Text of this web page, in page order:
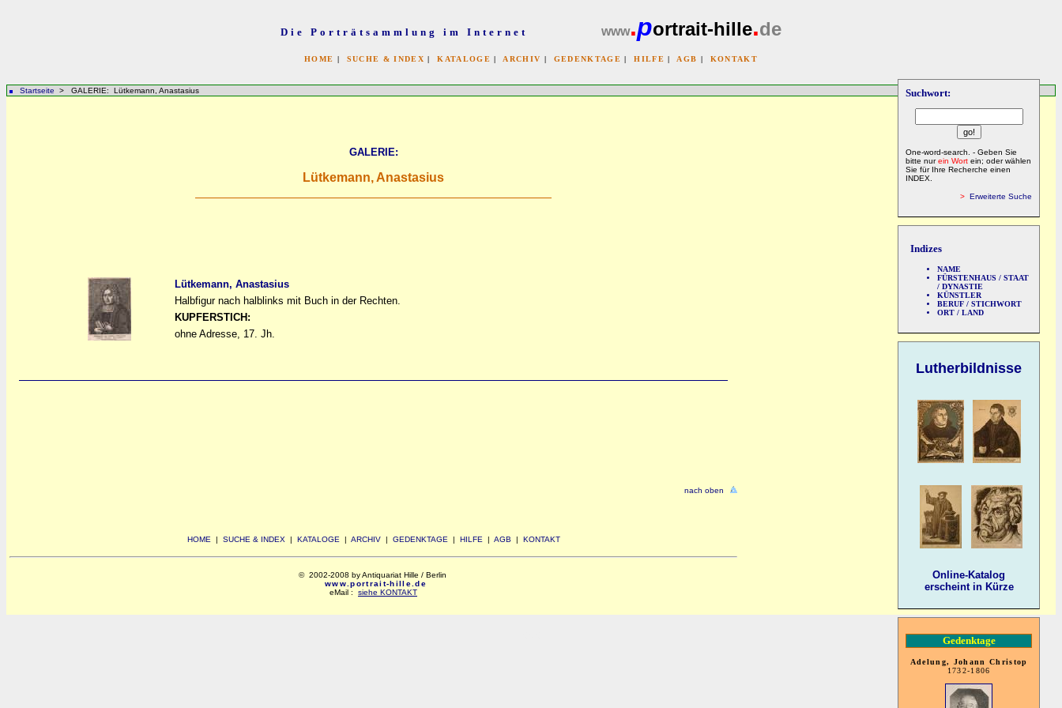
Die Porträtsammlung im Internet www.portrait-hille.de
HOME | SUCHE & INDEX |KATALOGE | ARCHIV | GEDENKTAGE |HILFE | AGB | KONTAKT
Suchwort:
One-word-search. - Geben Sie
bitte nurein Wort ein; oder wählen
Sie für Ihre Recherche einen
INDEX.
> Erweiterte Suche
Indizes
NAME
FÜRSTENHAUS / STAAT
/ DYNASTIE
KÜNSTLER
BERUF / STICHWORT
ORT / LAND
Lutherbildnisse
Online-Katalog
erscheint in Kürze
Gedenktage
Adelung, Johann Christop
1732-1806
Startseite > GALERIE: Lütkemann, Anastasius
GALERIE:
Lütkemann, Anastasius
Lütkemann, Anastasius
Halbfigur nach halblinks mit Buch in der Rechten.
KUPFERSTICH:
ohne Adresse, 17. Jh.
nach oben
HOME | SUCHE & INDEX | KATALOGE | ARCHIV| GEDENKTAGE | HILFE | AGB | KONTAKT
© 2002-2008 by Antiquariat Hille / Berlin
www.portrait-hille.de
eMail : siehe KONTAKT